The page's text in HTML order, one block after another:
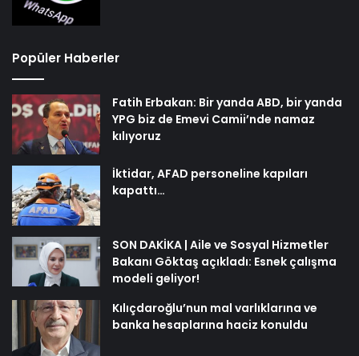
Popüler Haberler
Fatih Erbakan: Bir yanda ABD, bir yanda
YPG biz de Emevi Camii’nde namaz
kılıyoruz
İktidar, AFAD personeline kapıları
kapattı…
SON DAKİKA | Aile ve Sosyal Hizmetler
Bakanı Göktaş açıkladı: Esnek çalışma
modeli geliyor!
Kılıçdaroğlu’nun mal varlıklarına ve
banka hesaplarına haciz konuldu